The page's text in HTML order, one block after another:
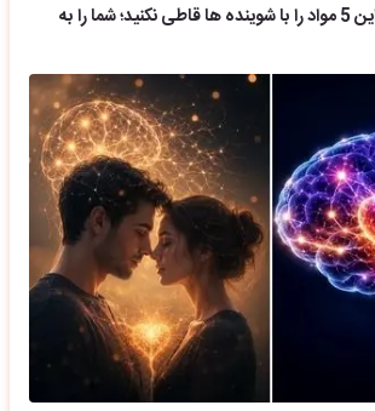
حواستان باشد هرگز این 5 مواد را با شوینده ها قاطی نکنید؛ شما را به